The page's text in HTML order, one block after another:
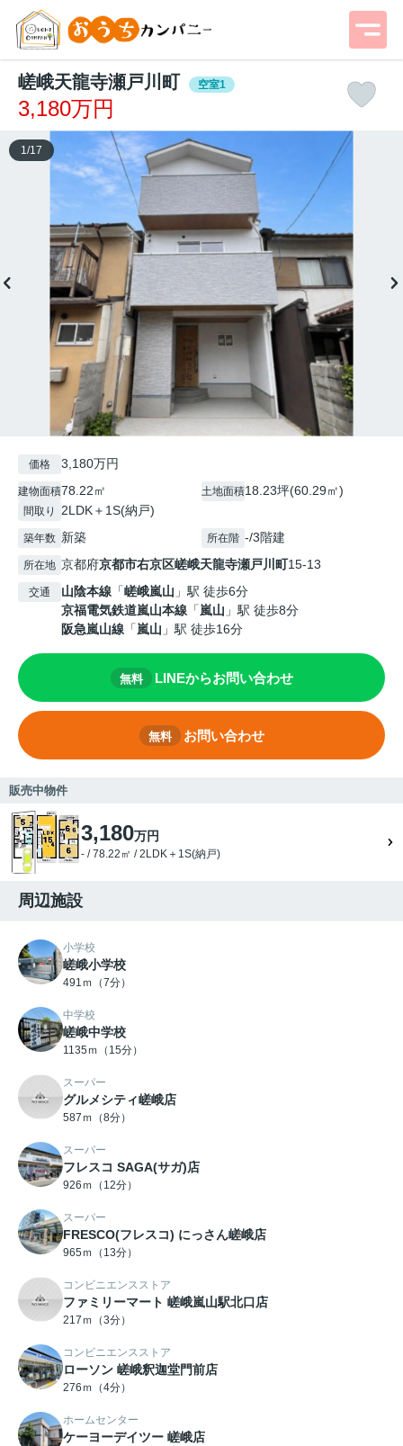
嵯峨天龍寺瀬戸川町 空室1
3,180万円
1 /17
価格 3,180万円
建物面積78.22㎡ 土地面積18.23坪(60.29㎡)
間取り 2LDK＋1S(納戸)
築年数 新築 所在階 -/3階建
所在地 京都府京都市右京区嵯峨天龍寺瀬戸川町15-13
交通 山陰本線 「嵯峨嵐山 」駅 徒歩6分
京福電気鉄道嵐山本線 「嵐山 」駅 徒歩8分
阪急嵐山線 「嵐山 」駅 徒歩16分
無料 LINEからお問い合わせ
無料 お問い合わせ
販売中物件
3,180万円
- / 78.22㎡ / 2LDK＋1S(納戸)
周辺施設
小学校
嵯峨小学校
491ｍ（7分）
中学校
嵯峨中学校
1135ｍ（15分）
スーパー
グルメシティ嵯峨店
587ｍ（8分）
スーパー
フレスコ SAGA(サガ)店
926ｍ（12分）
スーパー
FRESCO(フレスコ) にっさん嵯峨店
965ｍ（13分）
コンビニエンスストア
ファミリーマート 嵯峨嵐山駅北口店
217ｍ（3分）
コンビニエンスストア
ローソン 嵯峨釈迦堂門前店
276ｍ（4分）
ホームセンター
ケーヨーデイツー 嵯峨店